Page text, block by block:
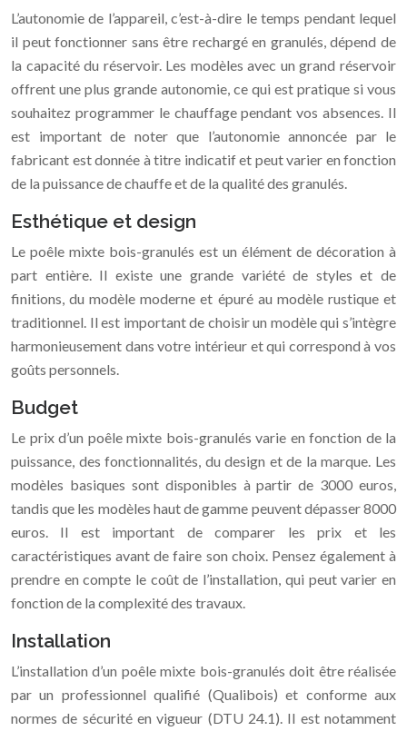
L’autonomie de l’appareil, c’est-à-dire le temps pendant lequel
il peut fonctionner sans être rechargé en granulés, dépend de
la capacité du réservoir. Les modèles avec un grand réservoir
offrent une plus grande autonomie, ce qui est pratique si vous
souhaitez programmer le chauffage pendant vos absences. Il
est important de noter que l’autonomie annoncée par le
fabricant est donnée à titre indicatif et peut varier en fonction
de la puissance de chauffe et de la qualité des granulés.
Esthétique et design
Le poêle mixte bois-granulés est un élément de décoration à
part entière. Il existe une grande variété de styles et de
finitions, du modèle moderne et épuré au modèle rustique et
traditionnel. Il est important de choisir un modèle qui s’intègre
harmonieusement dans votre intérieur et qui correspond à vos
goûts personnels.
Budget
Le prix d’un poêle mixte bois-granulés varie en fonction de la
puissance, des fonctionnalités, du design et de la marque. Les
modèles basiques sont disponibles à partir de 3000 euros,
tandis que les modèles haut de gamme peuvent dépasser 8000
euros. Il est important de comparer les prix et les
caractéristiques avant de faire son choix. Pensez également à
prendre en compte le coût de l’installation, qui peut varier en
fonction de la complexité des travaux.
Installation
L’installation d’un poêle mixte bois-granulés doit être réalisée
par un professionnel qualifié (Qualibois) et conforme aux
normes de sécurité en vigueur (DTU 24.1). Il est notamment